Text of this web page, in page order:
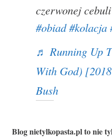
czerwonej cebuli
#obiad #kolacja
♬ Running Up
With God)
Bush
Blog nietylkopasta.pl to nie